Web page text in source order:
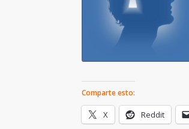
Comparte esto:
X Reddit